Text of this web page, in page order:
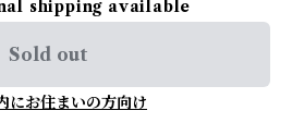
shipping available
Sold out
にお住まいの方向け